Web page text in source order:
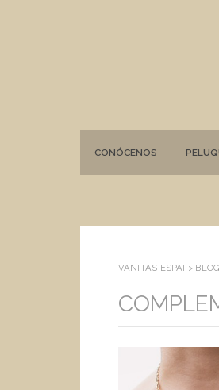
CONÓCENOS
VANITAS ESPAI > BLOG